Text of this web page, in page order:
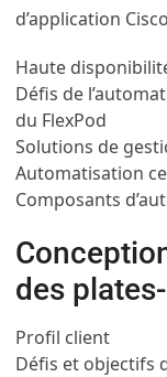
d’application
Haute
Défis de
du FlexPod
Solutions de
Automatisation
Composants
des
Profil client
Défis et objectifs